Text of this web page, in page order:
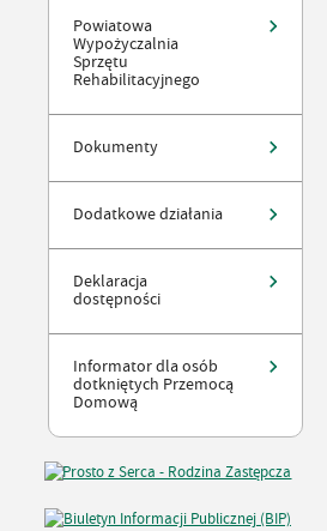
Powiatowa
Wypożyczalnia
Sprzętu
Rehabilitacyjnego
Dokumenty
Dodatkowe działania
Deklaracja
dostępności
Informator dla osób
dotkniętych Przemocą
Domową